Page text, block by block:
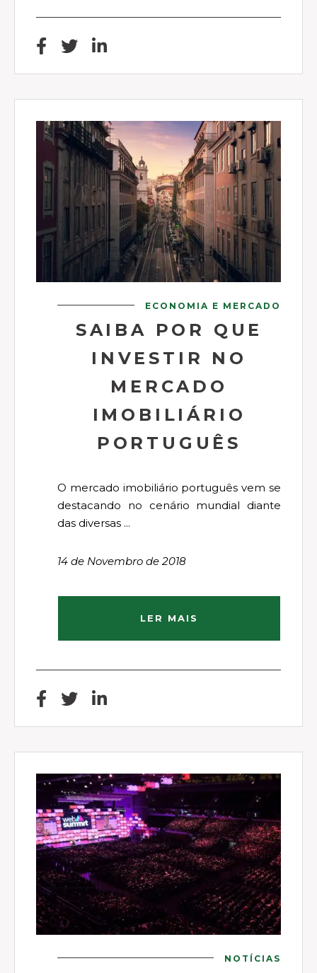
ECONOMIA E MERCADO
SAIBA POR QUE
INVESTIR NO
MERCADO
IMOBILIÁRIO
PORTUGUÊS
O mercado imobiliário português vem se
destacando no cenário mundial diante
das diversas ...
14 de Novembro de 2018
LER MAIS
NOTÍCIAS